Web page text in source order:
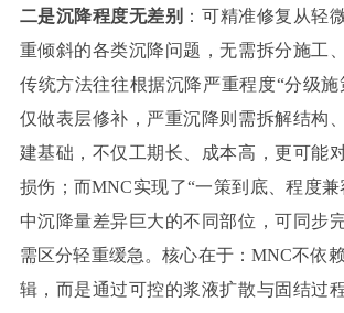
二是沉降程度无差别 ： 可精准修复从轻
重倾斜的各类沉降问题，无需拆分施工
传统方法往往根据沉降严重程度“分级
仅做表层修补，严重沉降则需拆解结构
建基础，不仅工期长、成本高，更可能
损伤；而MNC实现了“一策到底、程度
中沉降量差异巨大的不同部位，可同步
需区分轻重缓急。核心在于：MNC不依
辑，而是通过可控的浆液扩散与固结过